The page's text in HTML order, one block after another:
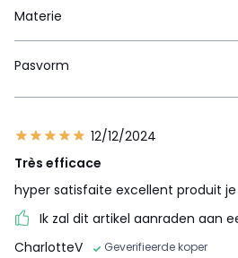
Materie
Pasvorm
12/12/2024
Très efficace
hyper satisfaite excellent produit
Ik zal dit artikel aanraden aan
CharlotteV
Geverifieerde koper